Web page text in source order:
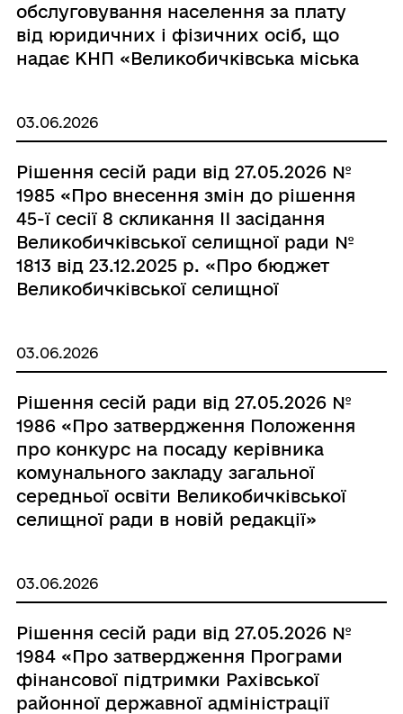
обслуговування населення за плату
від юридичних і фізичних осіб, що
надає КНП «Великобичківська міська
03.06.2026
Рішення сесій ради від 27.05.2026 №
1985 «Про внесення змін до рішення
45-ї сесії 8 скликання II засідання
Великобичківської селищної ради №
1813 від 23.12.2025 р. «Про бюджет
Великобичківської селищної
12.02.2026 р., №1902 від 24.03.2026 р.
03.06.2026
Рішення сесій ради від 27.05.2026 №
1986 «Про затвердження Положення
про конкурс на посаду керівника
комунального закладу загальної
середньої освіти Великобичківської
селищної ради в новій редакції»
03.06.2026
Рішення сесій ради від 27.05.2026 №
1984 «Про затвердження Програми
фінансової підтримки Рахівської
районної державної адміністрації